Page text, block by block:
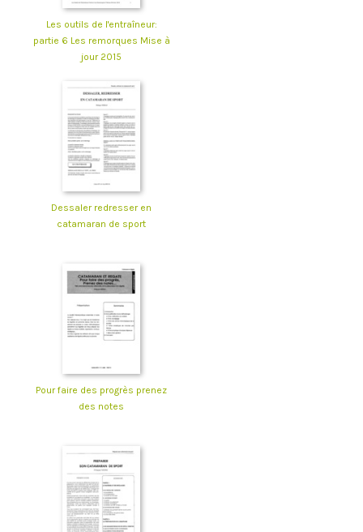
Les outils de l'entraîneur:
partie 6 Les remorques Mise à
jour 2015
Dessaler redresser en
catamaran de sport
Pour faire des progrès prenez
des notes